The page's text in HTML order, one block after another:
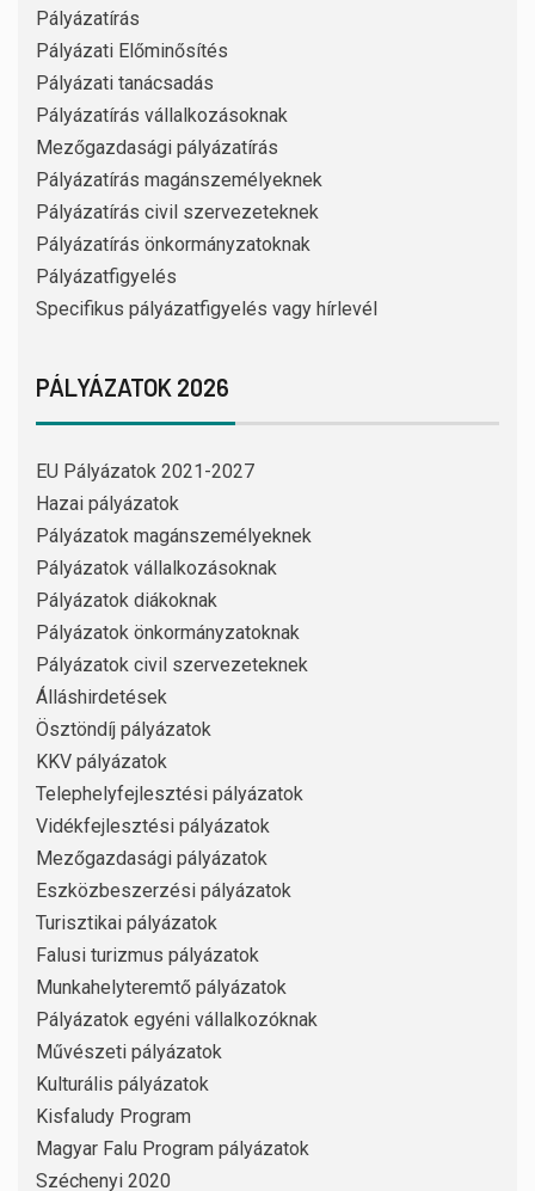
Pályázatírás
Pályázati Előminősítés
Pályázati tanácsadás
Pályázatírás vállalkozásoknak
Mezőgazdasági pályázatírás
Pályázatírás magánszemélyeknek
Pályázatírás civil szervezeteknek
Pályázatírás önkormányzatoknak
Pályázatfigyelés
Specifikus pályázatfigyelés vagy hírlevél
PÁLYÁZATOK 2026
EU Pályázatok 2021-2027
Hazai pályázatok
Pályázatok magánszemélyeknek
Pályázatok vállalkozásoknak
Pályázatok diákoknak
Pályázatok önkormányzatoknak
Pályázatok civil szervezeteknek
Álláshirdetések
Ösztöndíj pályázatok
KKV pályázatok
Telephelyfejlesztési pályázatok
Vidékfejlesztési pályázatok
Mezőgazdasági pályázatok
Eszközbeszerzési pályázatok
Turisztikai pályázatok
Falusi turizmus pályázatok
Munkahelyteremtő pályázatok
Pályázatok egyéni vállalkozóknak
Művészeti pályázatok
Kulturális pályázatok
Kisfaludy Program
Magyar Falu Program pályázatok
Széchenyi 2020